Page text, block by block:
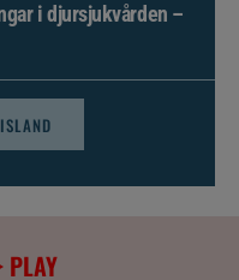
i djursjukvården –
PLAY